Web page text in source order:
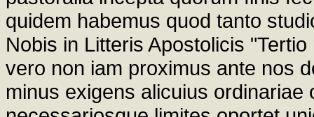
quidem habemus quod tanto
Nobis in Litteris Apostolicis
vero non iam proximus ante nos
minus exigens alicuius